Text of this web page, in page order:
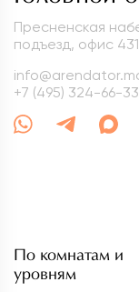
Пресненская
подъезд, офис
+7 (495) 324-66-33
По комнатам и
уровням